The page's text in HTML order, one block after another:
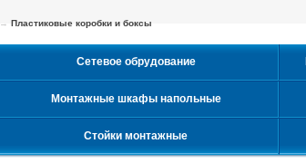
→ Пластиковые коробки и боксы
Сетевое обрудование
Монтажные шкафы напольные
Стойки монтажные